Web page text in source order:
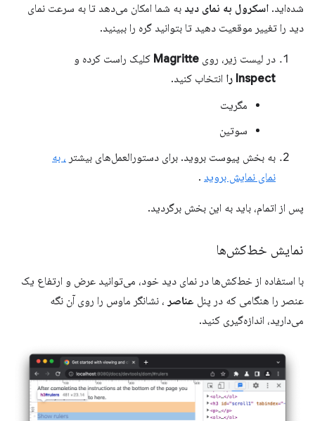
شده‌اید. اسکرول به نمای دید به شما امکان می‌دهد تا به سرعت نمای
دید را تغییر موقعیت دهید تا بتوانید گره را ببینید.
در لیست زیر، روی Magritte کلیک راست کرده و
Inspect را
انتخاب کنید.
مگریت
سوتین
به بخش پیوست بروید. برای دستورالعمل‌های بیشتر ، به
نمای نمایش بروید .
پس از اتمام، باید به این بخش برگردید.
نمایش خط‌کش‌ها
با استفاده از خط‌کش‌ها در نمای دید خود، می‌توانید عرض و ارتفاع یک
عنصر را هنگامی که در پنل عناصر ، نشانگر ماوس را روی آن نگه
می‌دارید، اندازه‌گیری کنید.